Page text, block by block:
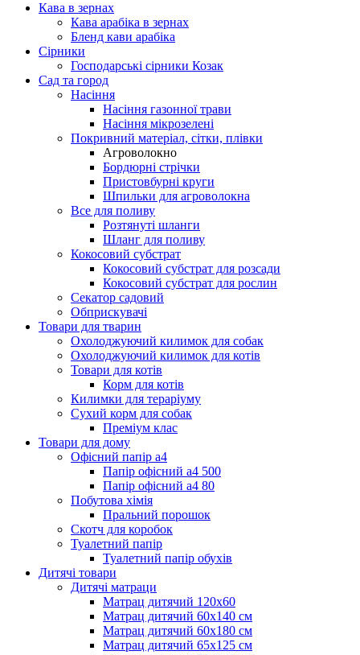
Кава в зернах
Кава арабіка в зернах
Бленд кави арабіка
Сірники
Господарські сірники Козак
Сад та город
Насіння
Насіння газонної трави
Насіння мікрозелені
Покривний матеріал, сітки, плівки
Агроволокно
Бордюрні стрічки
Пристовбурні круги
Шпильки для агроволокна
Все для поливу
Розтянуті шланги
Шланг для поливу
Кокосовий субстрат
Кокосовий субстрат для розсади
Кокосовий субстрат для рослин
Секатор садовий
Обприскувачі
Товари для тварин
Охолоджуючий килимок для собак
Охолоджуючий килимок для котів
Товари для котів
Корм для котів
Килимки для тераріуму
Сухий корм для собак
Преміум клас
Товари для дому
Офісний папір а4
Папір офісний а4 500
Папір офісний а4 80
Побутова хімія
Пральний порошок
Скотч для коробок
Туалетний папір
Туалетний папір обухів
Дитячі товари
Дитячі матраци
Матрац дитячий 120х60
Матрац дитячий 60х140 см
Матрац дитячий 60х180 см
Матрац дитячий 65х125 см